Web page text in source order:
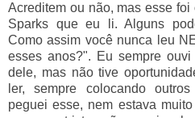
Acreditem ou não, mas esse
Sparks que eu li. Alguns
Como assim você nunca leu
esses anos?". Eu sempre
dele, mas não tive
ler, sempre colocando
peguei esse, nem estava